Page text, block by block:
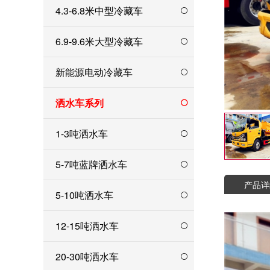
4.3-6.8米中型冷藏车
6.9-9.6米大型冷藏车
新能源电动冷藏车
洒水车系列
1-3吨洒水车
5-7吨蓝牌洒水车
5-10吨洒水车
12-15吨洒水车
20-30吨洒水车
产品